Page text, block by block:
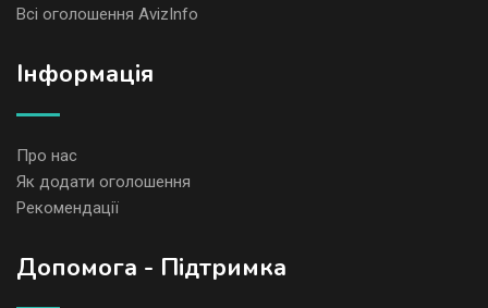
Всі оголошення AvizInfo
Iнформація
Про нас
Як додати оголошення
Рекомендації
Допомога - Підтримка